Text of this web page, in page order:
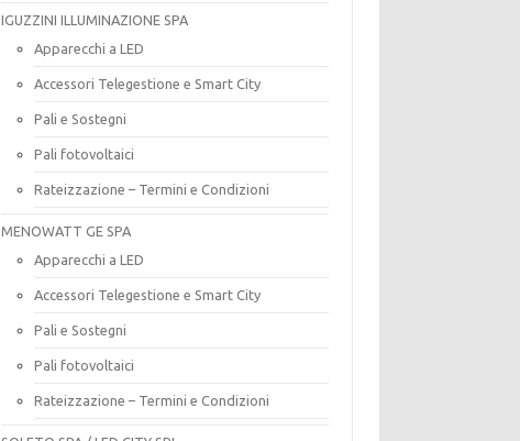
IGUZZINI ILLUMINAZIONE SPA
Apparecchi a LED
Accessori Telegestione e Smart City
Pali e Sostegni
Pali fotovoltaici
Rateizzazione – Termini e Condizioni
MENOWATT GE SPA
Apparecchi a LED
Accessori Telegestione e Smart City
Pali e Sostegni
Pali fotovoltaici
Rateizzazione – Termini e Condizioni